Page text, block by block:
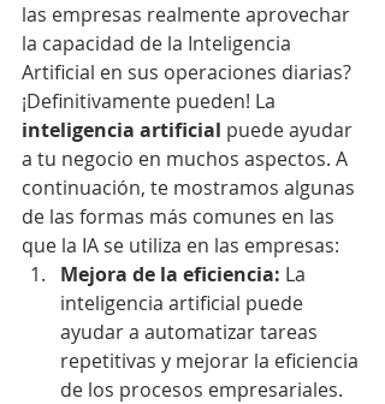
las empresas realmente aprovechar
la capacidad de la Inteligencia
Artificial en sus operaciones diarias?
¡Definitivamente pueden! La
inteligencia artificial puede ayudar
a tu negocio en muchos aspectos. A
continuación, te mostramos algunas
de las formas más comunes en las
que la IA se utiliza en las empresas:
Mejora de la eficiencia: La
inteligencia artificial puede
ayudar a automatizar tareas
repetitivas y mejorar la eficiencia
de los procesos empresariales.